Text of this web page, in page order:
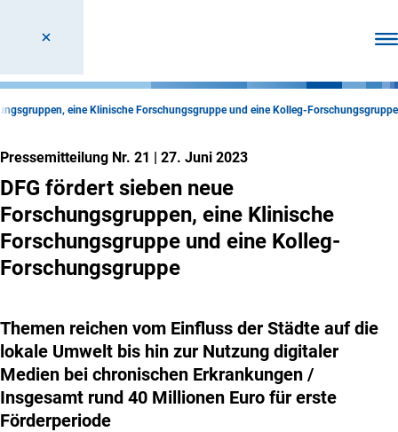
eine Klinische Forschungsgruppe und eine Kolleg-Forschungsgruppe
Pressemitteilung Nr. 21 | 27. Juni 2023
DFG fördert sieben neue
Forschungsgruppen, eine Klinische
Forschungsgruppe und eine Kolleg-
Forschungsgruppe
Themen reichen vom Einfluss der Städte auf die
lokale Umwelt bis hin zur Nutzung digitaler
Medien bei chronischen Erkrankungen /
Insgesamt rund 40 Millionen Euro für erste
Förderperiode